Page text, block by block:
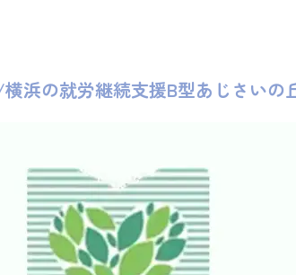
浜の就労継続支援B型あじさいの